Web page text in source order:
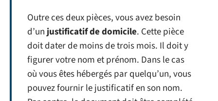
Outre ces deux pièces, vous avez besoin
d’unjustificatif de domicile. Cette pièce
doit dater de moins de trois mois. Il doit y
figurer votre nom et prénom. Dans le cas
où vous êtes hébergés par quelqu’un, vous
pouvez fournir le justificatif en son nom.